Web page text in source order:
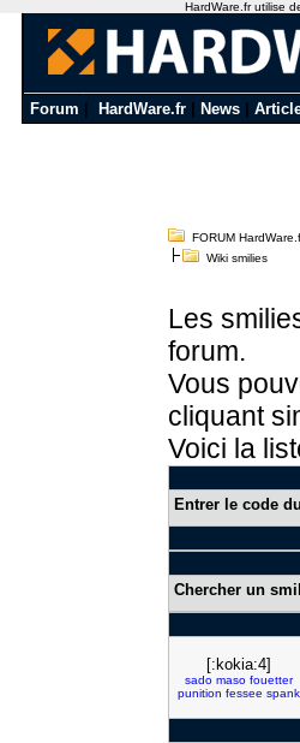
Forum HardWare.fr News
FORUM
Wiki smilies
Les
forum.
Vous
cliquant
Voici la
Entrer le code
Chercher un
[:kokia:4]
sado maso fouetter
punition fessee spank
HardWare.fr utilise